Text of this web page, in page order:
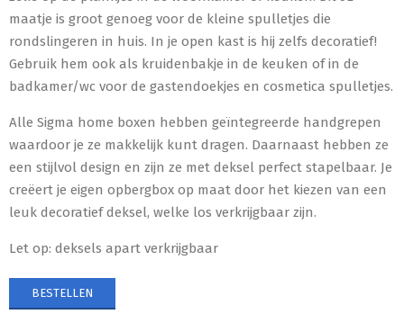
maatje is groot genoeg voor de kleine spulletjes die
rondslingeren in huis. In je open kast is hij zelfs decoratief!
Gebruik hem ook als kruidenbakje in de keuken of in de
badkamer/wc voor de gastendoekjes en cosmetica spulletjes.
Alle Sigma home boxen hebben geïntegreerde handgrepen
waardoor je ze makkelijk kunt dragen. Daarnaast hebben ze
een stijlvol design en zijn ze met deksel perfect stapelbaar. Je
creëert je eigen opbergbox op maat door het kiezen van een
leuk decoratief deksel, welke los verkrijgbaar zijn.
Let op: deksels apart verkrijgbaar
BESTELLEN